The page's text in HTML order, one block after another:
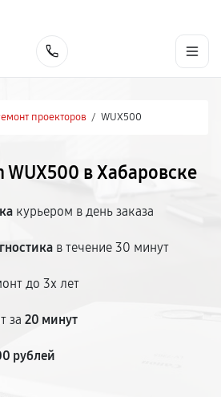
проекторов / WUX500
WUX500 в Хабаровске
курьером в день заказа
в течение 30 минут
до 3х лет
за 20 минут
рублей